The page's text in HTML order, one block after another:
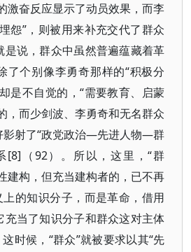
激奋反应显示了动员效果，而李
怨”，则被用来补充交代了群众
是说，群众中虽然普遍蕴藏着革
了个别像李勇奇那样的“积极分
是不自觉的，“需要教育、启蒙
，而少剑波、李勇奇和无名群众
影射了“政党政治—先进人物—群
[8]（92）。所以，这里，“群
建构，但充当建构者的，已不再
上的知识分子，而是革命，借用
充当了知识分子和群众这对主体
时候，“群众”就被要求以其“先